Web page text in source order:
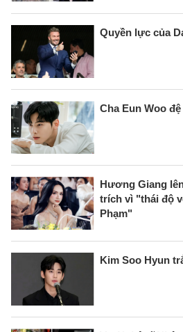
Quyền lực của
Cha Eun Woo
Hương Giang
trích vì "thái độ
Phạm"
Kim Soo Hyun